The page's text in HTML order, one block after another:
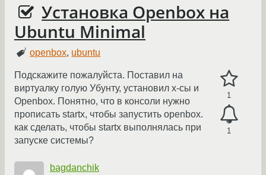
Установка Openbox на
Ubuntu Minimal
openbox, ubuntu
1
1
Подскажите пожалуйста. Поставил на
виртуалку голую Убунту, установил x-сы и
Openbox. Понятно, что в консоли нужно
прописать startx, чтобы запустить openbox.
как сделать, чтобы startx выполнялась при
запуске системы?
bagdanchik